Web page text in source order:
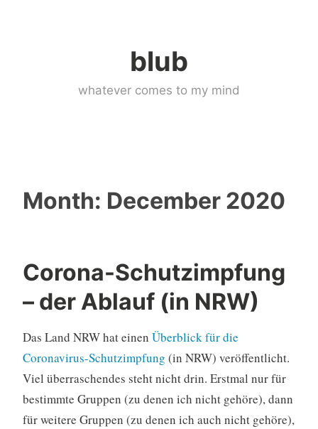
blub
whatever comes to my mind
Month: December 2020
Corona-Schutzimpfung
– der Ablauf (in NRW)
Das Land NRW hat einen Überblick für die
Coronavirus-Schutzimpfung (in NRW) veröffentlicht.
Viel überraschendes steht nicht drin. Erstmal nur für
bestimmte Gruppen (zu denen ich nicht gehöre), dann
für weitere Gruppen (zu denen ich auch nicht gehöre),